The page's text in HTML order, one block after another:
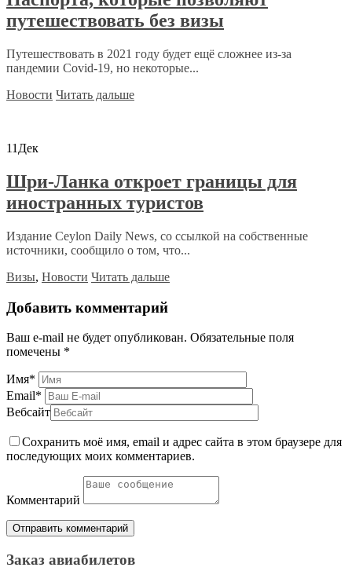
путешествовать без визы
Путешествовать в 2021 году будет ещё сложнее из-за
пандемии Covid-19, но некоторые...
Новости Читать дальше
11 Дек
Шри-Ланка откроет границы для
иностранных туристов
Издание Ceylon Daily News, со ссылкой на собственные
источники, сообщило о том, что...
Визы, Новости Читать дальше
Добавить комментарий
Ваш e-mail не будет опубликован. Обязательные поля
помечены *
Имя*
Email*
Вебсайт
Сохранить моё имя, email и адрес сайта в этом браузере для
последующих моих комментариев.
Комментарий
Заказ авиабилетов